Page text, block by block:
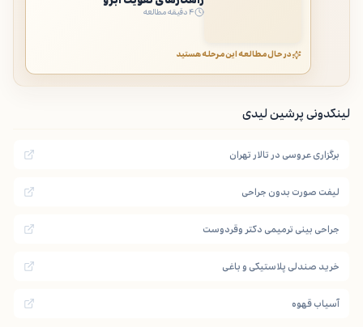
۴ دقیقه مطالعه
در حال مطالعه این مرحله هستید
لینکدونی پرشین لیدی
برگزاری عروسی در تالار تهران
لیفت صورت بدون جراحی
جراحی بینی ترمیمی دکتر وقردوست
خرید صندلی پلاستیکی و باغی
آسیاب قهوه